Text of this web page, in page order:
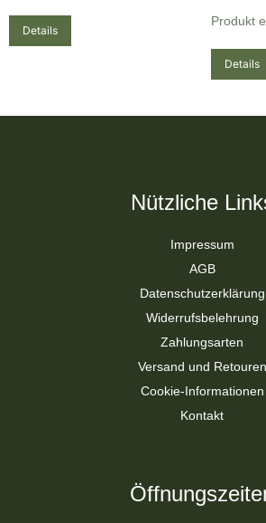
Details
Produkt
Details
Nützliche
Impressum
AGB
Datenschutzerklärung
Widerrufsbelehrung
Zahlungsarten
Versand und Retouren
Cookie-Informationen
Kontakt